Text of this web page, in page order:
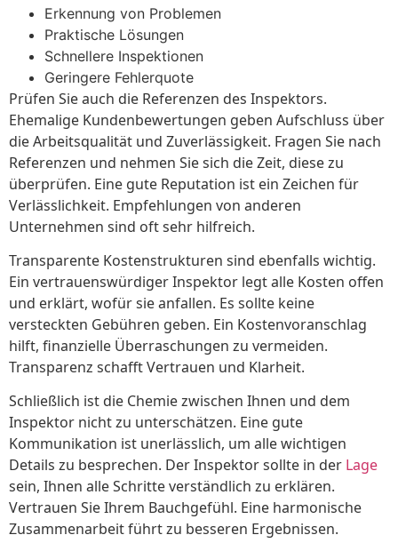
Erkennung von Problemen
Praktische Lösungen
Schnellere Inspektionen
Geringere Fehlerquote
Prüfen Sie auch die Referenzen des Inspektors.
Ehemalige Kundenbewertungen geben Aufschluss über
die Arbeitsqualität und Zuverlässigkeit. Fragen Sie nach
Referenzen und nehmen Sie sich die Zeit, diese zu
überprüfen. Eine gute Reputation ist ein Zeichen für
Verlässlichkeit. Empfehlungen von anderen
Unternehmen sind oft sehr hilfreich.
Transparente Kostenstrukturen sind ebenfalls wichtig.
Ein vertrauenswürdiger Inspektor legt alle Kosten offen
und erklärt, wofür sie anfallen. Es sollte keine
versteckten Gebühren geben. Ein Kostenvoranschlag
hilft, finanzielle Überraschungen zu vermeiden.
Transparenz schafft Vertrauen und Klarheit.
Schließlich ist die Chemie zwischen Ihnen und dem
Inspektor nicht zu unterschätzen. Eine gute
Kommunikation ist unerlässlich, um alle wichtigen
Details zu besprechen. Der Inspektor sollte in der Lage
sein, Ihnen alle Schritte verständlich zu erklären.
Vertrauen Sie Ihrem Bauchgefühl. Eine harmonische
Zusammenarbeit führt zu besseren Ergebnissen.